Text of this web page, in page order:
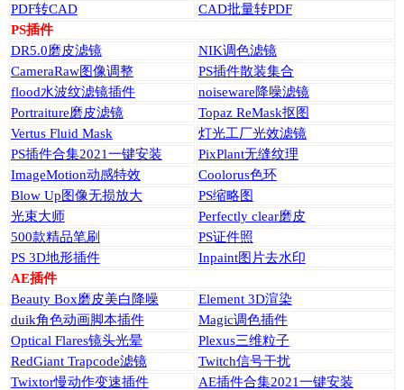
PDF转CAD
CAD批量转PDF
PS插件
DR5.0磨皮滤镜
NIK调色滤镜
CameraRaw图像调整
PS插件散装集合
flood水波纹滤镜插件
noiseware降噪滤镜
Portraiture磨皮滤镜
Topaz ReMask抠图
Vertus Fluid Mask
灯光工厂光效滤镜
PS插件合集2021一键安装
PixPlant无缝纹理
ImageMotion动感特效
Coolorus色环
Blow Up图像无损放大
PS缩略图
光束大师
Perfectly clear磨皮
500款精品笔刷
PS证件照
PS 3D地形插件
Inpaint图片去水印
AE插件
Beauty Box磨皮美白降噪
Element 3D渲染
duik角色动画脚本插件
Magic调色插件
Optical Flares镜头光晕
Plexus三维粒子
RedGiant Trapcode滤镜
Twitch信号干扰
Twixtor慢动作变速插件
AE插件合集2021一键安装